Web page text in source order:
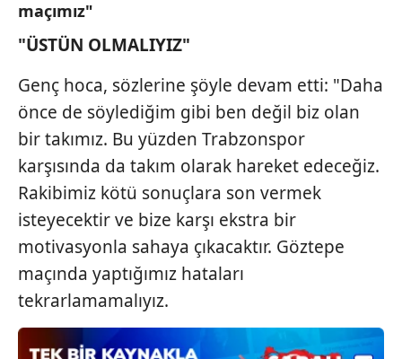
kullanılmaktadır. Bu çerezler vasıtasıyla çeşitli kişisel
verileriniz işlenmekte olup gerekli olan çerezler bilgi
kullanılmaktadır. Diğer çerezler, sitemizin daha işlevsel
kılınması ve kişiselleştirilmesi ve sizlere yönelik
reklam/pazarlama faaliyetlerinin yapılması, amaçlarıyla
sınırlı olarak açık rızanız dahilinde kullanılacaktır.
Çerezlere ilişkin tercihlerinizi aşağıda yer alan panel
vasıtasıyla belirleyebilirsiniz. Çerezlere ilişkin detaylı bilgi
için Ayarlar butonuna tıklayabilir,
Çerez Bilgilendirme
ziyaret edebilirsiniz.
6698 sayılı Kişisel Verilerin Korunması Kanunu uyarınca
hazırlanmış Aydınlatma Metnimizi okumak ve sitemizde
ilgili mevzuata uygun olarak kullanılan çerezlerle ilgili bilgi
maçımız"
"ÜSTÜN OLMALIYIZ"
Genç hoca, sözlerine şöyle devam etti: "Daha
önce de söylediğim gibi ben değil biz olan
bir takımız. Bu yüzden Trabzonspor
karşısında da takım olarak hareket edeceğiz.
Rakibimiz kötü sonuçlara son vermek
isteyecektir ve bize karşı ekstra bir
motivasyonla sahaya çıkacaktır. Göztepe
maçında yaptığımız hataları
tekrarlamamalıyız.